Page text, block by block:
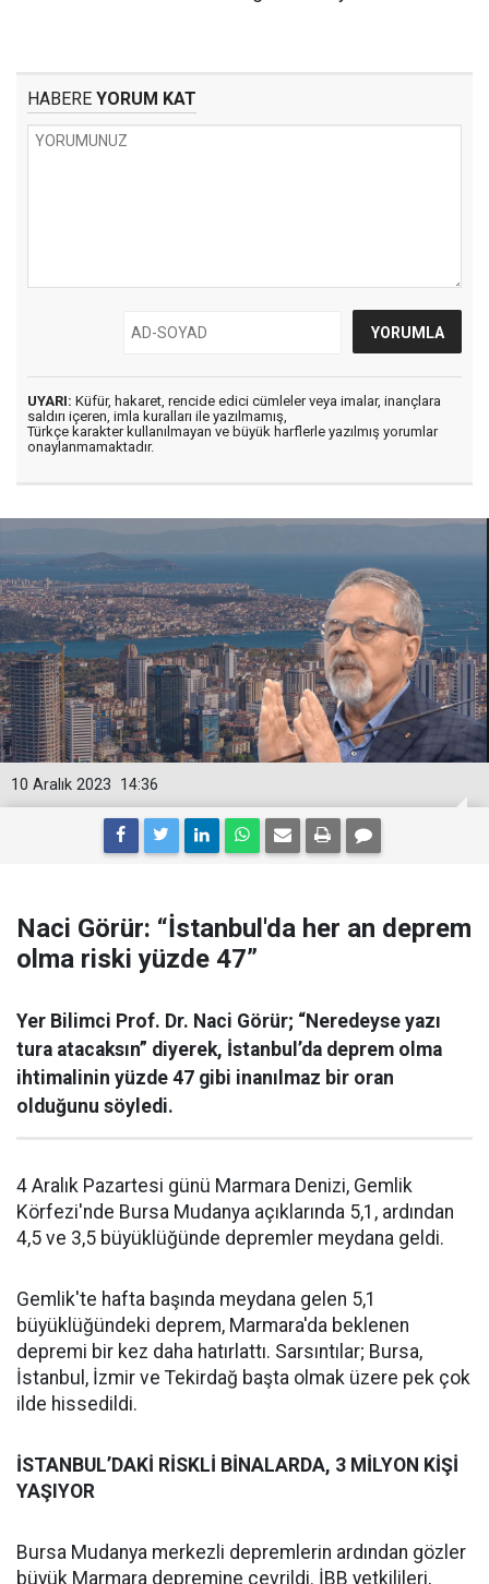
HABERE YORUM KAT
UYARI: Küfür, hakaret, rencide edici cümleler veya imalar, inançlara
saldırı içeren, imla kuralları ile yazılmamış,
Türkçe karakter kullanılmayan ve büyük harflerle yazılmış yorumlar
onaylanmamaktadır.
14:36
10 Aralık 2023
Naci Görür: “İstanbul'da her an deprem
olma riski yüzde 47”
Yer Bilimci Prof. Dr. Naci Görür; “Neredeyse yazı
tura atacaksın” diyerek, İstanbul’da deprem olma
ihtimalinin yüzde 47 gibi inanılmaz bir oran
olduğunu söyledi.
4 Aralık Pazartesi günü Marmara Denizi, Gemlik
Körfezi'nde Bursa Mudanya açıklarında 5,1, ardından
4,5 ve 3,5 büyüklüğünde depremler meydana geldi.
Gemlik'te hafta başında meydana gelen 5,1
büyüklüğündeki deprem, Marmara'da beklenen
depremi bir kez daha hatırlattı. Sarsıntılar; Bursa,
İstanbul, İzmir ve Tekirdağ başta olmak üzere pek çok
ilde hissedildi.
İSTANBUL’DAKİ RİSKLİ BİNALARDA, 3 MİLYON KİŞİ
YAŞIYOR
Bursa Mudanya merkezli depremlerin ardından gözler
büyük Marmara depremine çevrildi. İBB yetkilileri,